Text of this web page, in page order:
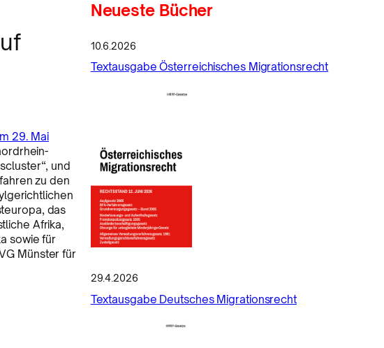
29. Mai
und
zu den
das
Afrika,
sowie für
Münster für
Neueste Bücher
10.6.2026
Textausgabe Österreichisches Migrationsrecht
29.4.2026
Textausgabe Deutsches Migrationsrecht